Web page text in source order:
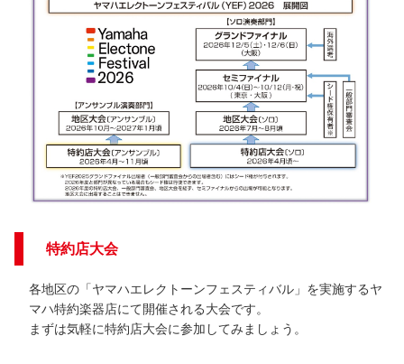
特約店大会
各地区の「ヤマハエレクトーンフェスティバル」を実施するヤ
マハ特約楽器店にて開催される大会です。
まずは気軽に特約店大会に参加してみましょう。